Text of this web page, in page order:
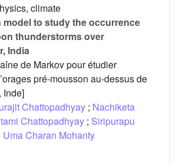
climate
model to study the occurrence
thunderstorms over
India
de Markov pour étudier
pré-mousson au-dessus de
Inde]
Chattopadhyay ; Nachiketa
Chattopadhyay ; Siripurapu
Uma Charan Mohanty